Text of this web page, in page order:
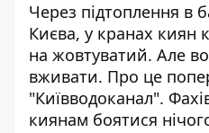
Через підтоплення в
Києва, у кранах киян
на жовтуватий. Але
вживати. Про це
"Київводоканал".
киянам боятися